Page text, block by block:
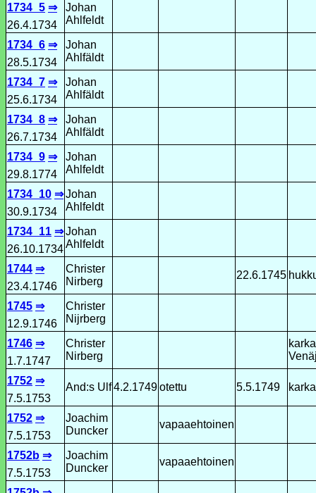
1734_5 ⇒
26.4.1734
Johan
Ahlfeldt
1734_6 ⇒
28.5.1734
Johan
Ahlfäldt
1734_7 ⇒
25.6.1734
Johan
Ahlfäldt
1734_8 ⇒
26.7.1734
Johan
Ahlfäldt
1734_9 ⇒
29.8.1774
Johan
Ahlfeldt
1734_10 ⇒
30.9.1734
Johan
Ahlfeldt
1734_11 ⇒
26.10.1734
Johan
Ahlfeldt
1744 ⇒
23.4.1746
Christer
Nirberg
22.6.1745
1745 ⇒
12.9.1746
Christer
Nijrberg
1746 ⇒
1.7.1747
Christer
Nirberg
1752 ⇒
7.5.1753
And:s Ulf4.2.1749otettu 5.5.1749
1752 ⇒
7.5.1753
Joachim
Duncker
vapaaehtoinen
1752b ⇒
7.5.1753
Joachim
Duncker
vapaaehtoinen